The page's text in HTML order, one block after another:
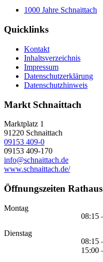
1000 Jahre Schnaittach
Quicklinks
Kontakt
Inhaltsverzeichnis
Impressum
Datenschutzerklärung
Datenschutzhinweis
Markt Schnaittach
Marktplatz 1
91220 Schnaittach
09153 409-0
09153 409-170
info@schnaittach.de
www.schnaittach.de/
Öffnungszeiten Rathaus
Montag
08:15
Dienstag
08:15
15:00